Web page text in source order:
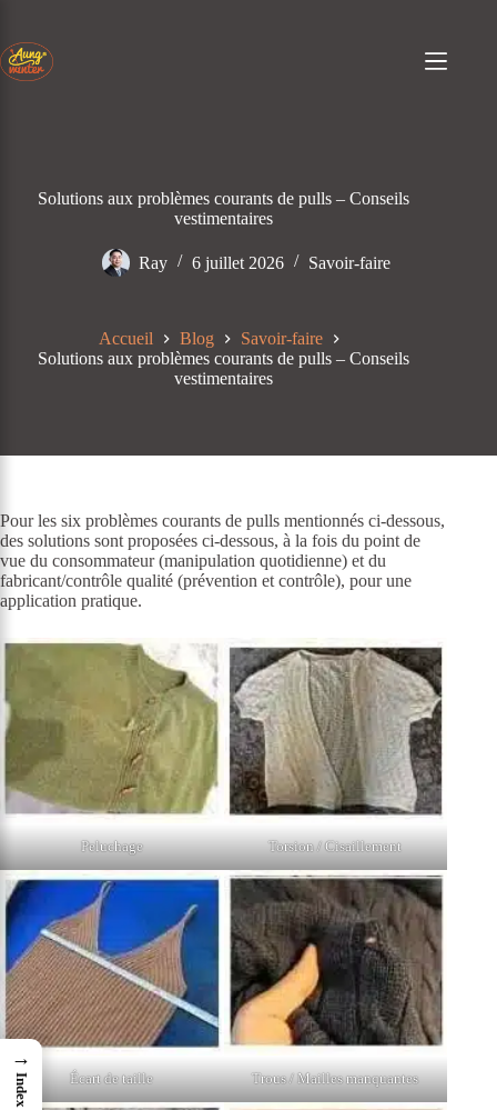
contenu
Solutions aux problèmes courants de pulls – Conseils
vestimentaires
Ray 6 juillet 2026 Savoir-faire
Accueil Blog
Savoir-faire
Solutions aux problèmes courants de pulls – Conseils
vestimentaires
Pour les six problèmes courants de pulls mentionnés ci-dessous,
des solutions sont proposées ci-dessous, à la fois du point de
vue du consommateur (manipulation quotidienne) et du
fabricant/contrôle qualité (prévention et contrôle), pour une
application pratique.
Peluchage Torsion / Cisaillement
Écart de taille Trous / Mailles manquantes
→
Index